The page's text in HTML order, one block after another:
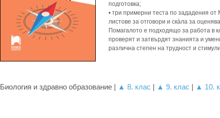
подготовка;
• три примерни теста по зададения
листове за отговори и скàла за
Помагалото е подходящо за работа в
проверят и затвърдят знанията и
различна степен на трудност и
Биология и здравно образование | ▲ 8. клас | ▲ 9. клас | ▲ 10.